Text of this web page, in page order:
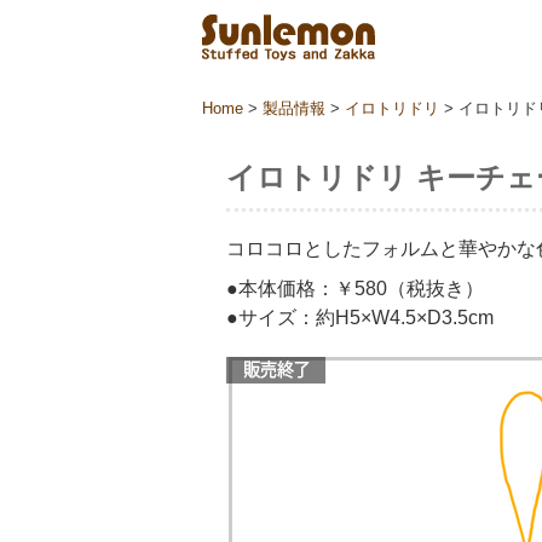
Home > 製品情報 > イロトリドリ > イロトリ
イロトリドリ キーチ
コロコロとしたフォルムと華やか
●本体価格：￥580（税抜き）
●サイズ：約H5×W4.5×D3.5cm